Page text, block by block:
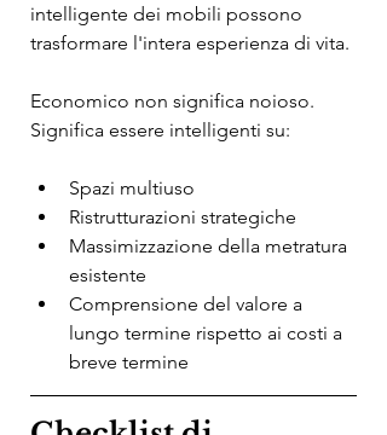
intelligente dei mobili possono
trasformare l'intera esperienza di vita.
Economico non significa noioso.
Significa essere intelligenti su:
Spazi multiuso
Ristrutturazioni strategiche
Massimizzazione della metratura
esistente
Comprensione del valore a
lungo termine rispetto ai costi a
breve termine